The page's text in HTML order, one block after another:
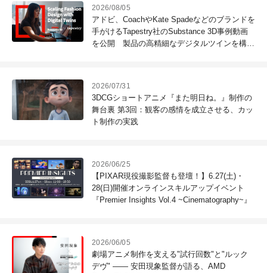
2026/08/05
アドビ、CoachやKate Spadeなどのブランドを
手がけるTapestry社のSubstance 3D事例動画
を公開 製品の高精細なデジタルツインを構築
2026/07/31
3DCGショートアニメ『また明日ね。』制作の
舞台裏 第3回：観客の感情を成立させる、カッ
ト制作の実践
2026/06/25
【PIXAR現役撮影監督も登壇！】6.27(土)・
28(日)開催オンラインスキルアップイベント
『Premier Insights Vol.4 ~Cinematography~』
2026/06/05
劇場アニメ制作を支える"試行回数"と"ルック
デヴ" ―― 安田現象監督が語る、AMD